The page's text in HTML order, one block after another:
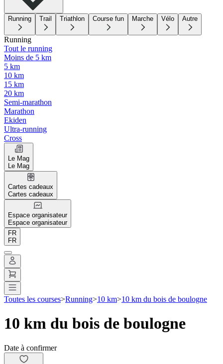
Running Trail Triathlon Course fun Marche Vélo Autre
Running
Tout le running
Moins de 5 km
5 km
10 km
15 km
20 km
Semi-marathon
Marathon
Ekiden
Ultra-running
Cross
Le Mag
Le Mag
Cartes cadeaux
Cartes cadeaux
Espace organisateur
Espace organisateur
FR
FR
Toutes les courses>Running>10 km>10 km du bois de boulogne
10 km du bois de boulogne
Date à confirmer